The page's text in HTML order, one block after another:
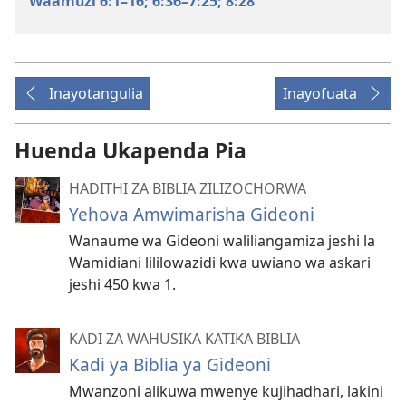
Inayotangulia Inayofuata
Huenda Ukapenda Pia
HADITHI ZA BIBLIA ZILIZOCHORWA
Yehova Amwimarisha Gideoni
Wanaume wa Gideoni waliliangamiza jeshi la
Wamidiani lililowazidi kwa uwiano wa askari
jeshi 450 kwa 1.
KADI ZA WAHUSIKA KATIKA BIBLIA
Kadi ya Biblia ya Gideoni
Mwanzoni alikuwa mwenye kujihadhari, lakini